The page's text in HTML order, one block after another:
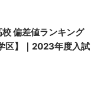
偏差値ランキング
区】｜2023年度入試